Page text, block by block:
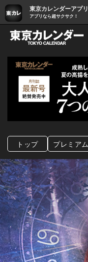
東京カレンダーアプリ
アプリなら超サクサク！
トップ プレミアム